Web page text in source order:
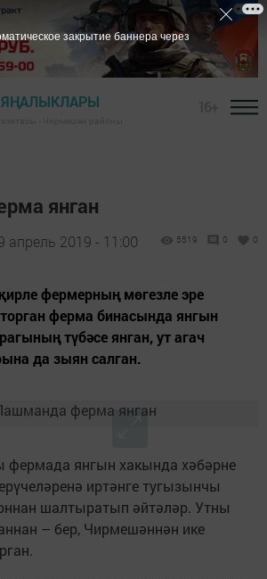
янган
апрель 2019 - 11:00 5519 0 0
фермерның мөгезле эре
ферма бинасында янгын
түбәсе янган, ут агач
да зыян салган.
янгын хакында хәбәрне
иртәнге тугызынчы
шалтыратып әйтәләр. Утны
– бер, Чирмешәннән ике
закрытие баннера через